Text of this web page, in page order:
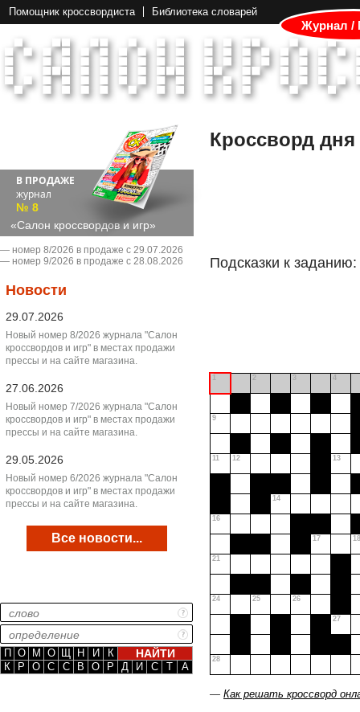
Помощник кроссвордиста Библиотека словарей
Журнал /
В ПРОДАЖЕ
журнал
№ 8
«Салон кроссвордов и игр»
― номер 8/2026 в продаже с 29.07.2026
― номер 9/2026 в продаже с 28.08.2026
Новости
29.07.2026
Новый номер 8/2026 журнала "Салон
кроссвордов и игр" в местах продажи
прессы и на сайте магазина.
27.06.2026
Новый номер 7/2026 журнала "Салон
кроссвордов и игр" в местах продажи
прессы и на сайте магазина.
29.05.2026
Новый номер 6/2026 журнала "Салон
кроссвордов и игр" в местах продажи
прессы и на сайте магазина.
Все новости...
П О М О Щ Н И
К
К
Р О С С В О Р Д И С Т А
Кроссворд дня
Подсказки к заданию:
1 2 3 4
9
11 12 13
14
16
17 18
21
24 25 26
27
28
— Как решать кроссворд